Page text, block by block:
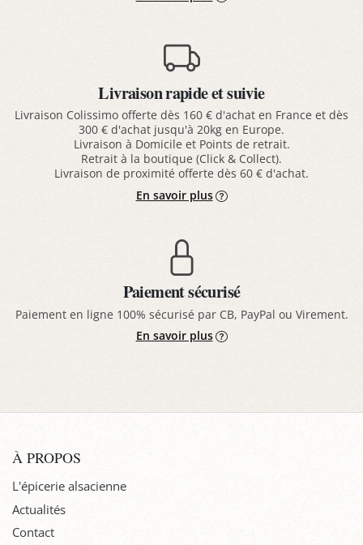
Livraison rapide et suivie
Livraison Colissimo offerte dès 160 € d'achat en France et dès
300 € d'achat jusqu'à 20kg en Europe.
Livraison à Domicile et Points de retrait.
Retrait à la boutique (Click & Collect).
Livraison de proximité offerte dès 60 € d'achat.
En savoir plus
Paiement sécurisé
Paiement en ligne 100% sécurisé par CB, PayPal ou Virement.
En savoir plus
À PROPOS
L'épicerie alsacienne
Actualités
Contact